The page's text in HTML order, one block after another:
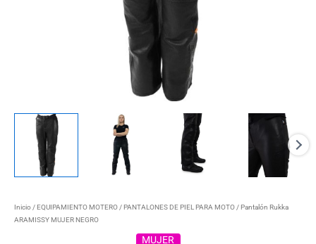
Inicio /EQUIPAMIENTO MOTERO /PANTALONES DE PIEL PARA MOTO / Pantalón Rukka
ARAMISSY MUJER NEGRO
MUJER
hasta
1.098,90€